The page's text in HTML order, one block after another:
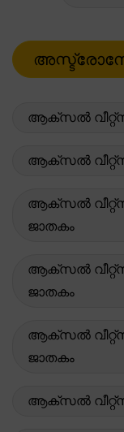
ആക്സൽ
ആക്സൽ
ആക്സൽ
ജാതകം
ആക്സൽ
ജാതകം
ആക്സൽ
ജാതകം
ആക്സൽ